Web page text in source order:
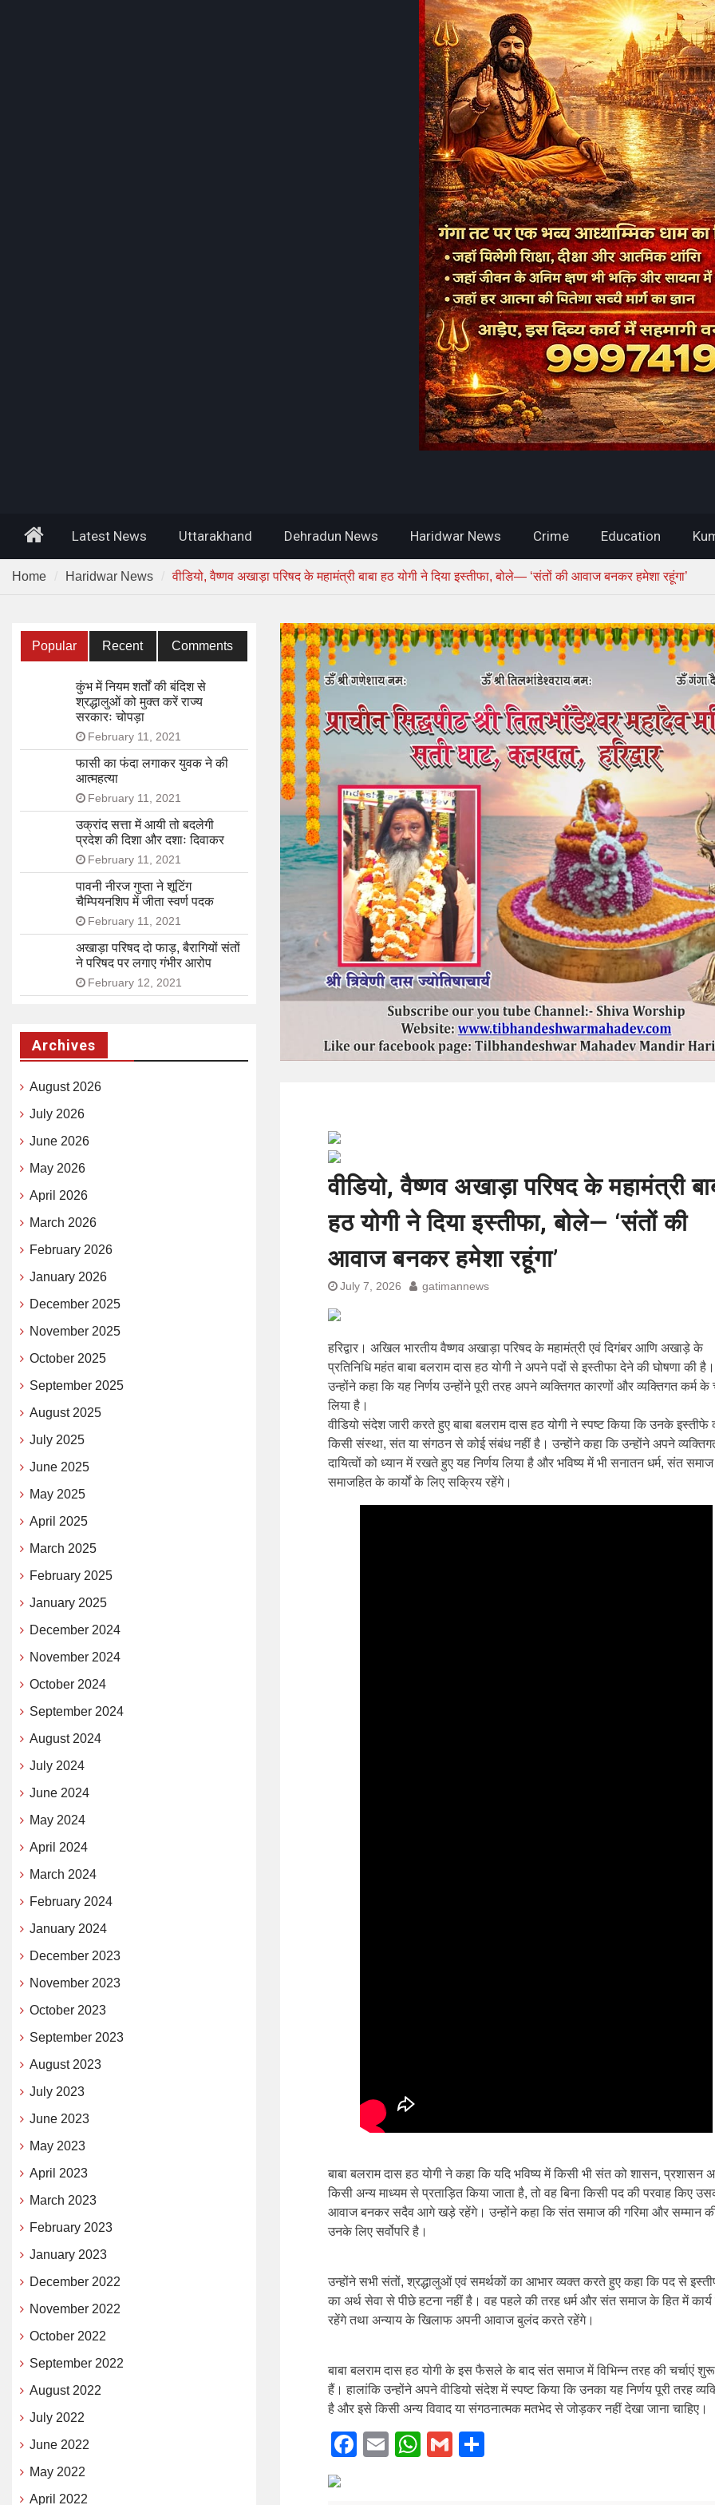
HomeLatest News Uttarakhand Dehradun News Haridwar News Crime Education
Home Haridwar News वीडियो, वैष्णव अखाड़ा परिषद के महामंत्री बाबा हठ योगी ने दिया इस्तीफा, बोले— ‘संतों की आवाज बनकर हमेशा रहूंगा’
वीडियो, वैष्णव अखाड़ा परिषद के महामंत्री
हठ योगी ने दिया इस्तीफा, बोले— ‘संतों की
आवाज बनकर हमेशा रहूंगा’
July 7, 2026 gatimannews
हरिद्वार। अखिल भारतीय वैष्णव अखाड़ा परिषद के महामंत्री एवं दिगंबर आणि अखाड़े के
प्रतिनिधि महंत बाबा बलराम दास हठ योगी ने अपने पदों से इस्तीफा देने की घोषणा की है।
उन्होंने कहा कि यह निर्णय उन्होंने पूरी तरह अपने व्यक्तिगत कारणों और व्यक्तिगत कर्म
लिया है।
वीडियो संदेश जारी करते हुए बाबा बलराम दास हठ योगी ने स्पष्ट किया कि उनके इस्तीफे
किसी संस्था, संत या संगठन से कोई संबंध नहीं है। उन्होंने कहा कि उन्होंने अपने
दायित्वों को ध्यान में रखते हुए यह निर्णय लिया है और भविष्य में भी सनातन धर्म, संत
समाजहित के कार्यों के लिए सक्रिय रहेंगे।
बाबा बलराम दास हठ योगी ने कहा कि यदि भविष्य में किसी भी संत को शासन, प्रशासन
किसी अन्य माध्यम से प्रताड़ित किया जाता है, तो वह बिना किसी पद की परवाह किए
आवाज बनकर सदैव आगे खड़े रहेंगे। उन्होंने कहा कि संत समाज की गरिमा और सम्मान की
उनके लिए सर्वोपरि है।
उन्होंने सभी संतों, श्रद्धालुओं एवं समर्थकों का आभार व्यक्त करते हुए कहा कि पद से
का अर्थ सेवा से पीछे हटना नहीं है। वह पहले की तरह धर्म और संत समाज के हित में
रहेंगे तथा अन्याय के खिलाफ अपनी आवाज बुलंद करते रहेंगे।
बाबा बलराम दास हठ योगी के इस फैसले के बाद संत समाज में विभिन्न तरह की चर्चाएं शुरू
हैं। हालांकि उन्होंने अपने वीडियो संदेश में स्पष्ट किया कि उनका यह निर्णय पूरी तरह
है और इसे किसी अन्य विवाद या संगठनात्मक मतभेद से जोड़कर नहीं देखा जाना चाहिए।
Facebook
EmailWhatsApp
Gmail
Popular Recent Comments
कुंभ में नियम शर्तों की बंदिश से
श्रद्धालुओं को मुक्त करें राज्य
सरकारः चोपड़ा
February 11, 2021
फासी का फंदा लगाकर युवक ने की
आत्महत्या
February 11, 2021
उक्रांद सत्ता में आयी तो बदलेगी
प्रदेश की दिशा और दशाः दिवाकर
February 11, 2021
पावनी नीरज गुप्ता ने शूटिंग
चैम्पियनशिप में जीता स्वर्ण पदक
February 11, 2021
अखाड़ा परिषद दो फाड़, बैरागियों संतों
ने परिषद पर लगाए गंभीर आरोप
February 12, 2021
Archives
August 2026
July 2026
June 2026
May 2026
April 2026
March 2026
February 2026
January 2026
December 2025
November 2025
October 2025
September 2025
August 2025
July 2025
June 2025
May 2025
April 2025
March 2025
February 2025
January 2025
December 2024
November 2024
October 2024
September 2024
August 2024
July 2024
June 2024
May 2024
April 2024
March 2024
February 2024
January 2024
December 2023
November 2023
October 2023
September 2023
August 2023
July 2023
June 2023
May 2023
April 2023
March 2023
February 2023
January 2023
December 2022
November 2022
October 2022
September 2022
August 2022
July 2022
June 2022
May 2022
April 2022